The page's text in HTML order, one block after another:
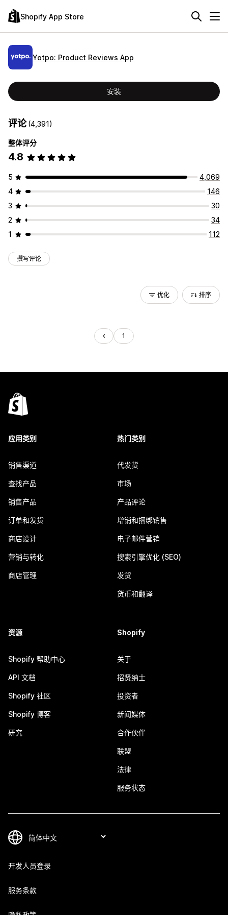
Shopify App Store
Yotpo: Product Reviews App
安装
评论(4,391)
整体评分
4.8
5
4,069
4
146
3
30
2
34
1
112
撰写评论
优化 排序
1
应用类别
销售渠道
查找产品
销售产品
订单和发货
商店设计
营销与转化
商店管理
热门类别
代发货
市场
产品评论
增销和捆绑销售
电子邮件营销
搜索引擎优化 (SEO)
发货
货币和翻译
资源
Shopify 帮助中心
API 文档
Shopify 社区
Shopify 博客
研究
Shopify
关于
招贤纳士
投资者
新闻媒体
合作伙伴
联盟
法律
服务状态
开发人员登录
服务条款